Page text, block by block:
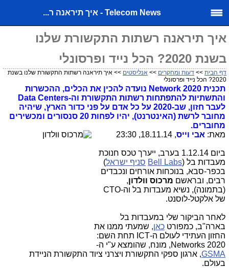
Telecom News - איך תיראנה ר...
איך תיראנה רשתות התקשורת שלנו
בשנת 2020? הכל נייד ופרסונלי
דף הבית >> דעות ומחקרים >> אנליסטים >> איך תיראנה רשתות התקשורת שלנו בשנת
2020? הכל נייד ופרסונלי
תכנית Network 2020 נועדה להכין את הכלים, ההכשרות
והתשתיות להתפתחות רשתות התקשורת וה-Data Centers
לעבר חזון, שב-2020 על כל אדם על פני כדור הארץ, שיהיה
מחובר לרשת (האינטרנט), יהיו לפחות 20 סנסורים ומכשירים
מחוברים.
מאת: אבי וייס, 18.11.14, 23:30
ביום 1.12.14 בערב, ייערך טכס חנוכת
מעבדות בל (Bell Labs סניף ישראל)
בכפר-סבא, בנוכחות אורחים ונכבדים
רבים, ובראשם מרכוס וולדון,
(בתמונה), נשיא מעבדות בל וה-CTO
של אלקטל-לוסנט.
לאחר הביקור שלי במעבדות בל
בארה"ב, כמפורט כאן, שמעתי ממנו את
החזון העתידי לעולם ה-ICT תחת השם:
Networks 2020, מונח, שהומצא ע"י ה-
GSMA, ארגון ספקי התקשורת ויצרני ציוד התקשורת הניידת
בעולם.